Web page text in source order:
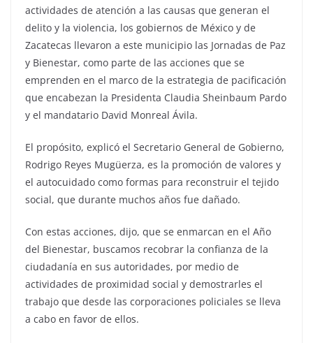
actividades de atención a las causas que generan el
delito y la violencia, los gobiernos de México y de
Zacatecas llevaron a este municipio las Jornadas de Paz
y Bienestar, como parte de las acciones que se
emprenden en el marco de la estrategia de pacificación
que encabezan la Presidenta Claudia Sheinbaum Pardo
y el mandatario David Monreal Ávila.
El propósito, explicó el Secretario General de Gobierno,
Rodrigo Reyes Mugüerza, es la promoción de valores y
el autocuidado como formas para reconstruir el tejido
social, que durante muchos años fue dañado.
Con estas acciones, dijo, que se enmarcan en el Año
del Bienestar, buscamos recobrar la confianza de la
ciudadanía en sus autoridades, por medio de
actividades de proximidad social y demostrarles el
trabajo que desde las corporaciones policiales se lleva
a cabo en favor de ellos.